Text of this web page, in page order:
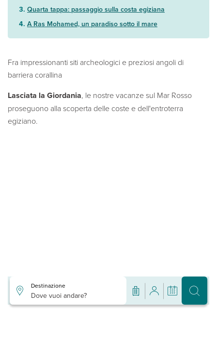
Quarta tappa: passaggio sulla costa egiziana
A Ras Mohamed, un paradiso sotto il mare
Fra impressionanti siti archeologici e preziosi angoli di
barriera corallina
Lasciata la Giordania, le nostre vacanze sul Mar Rosso
proseguono alla scoperta delle coste e dell'entroterra
egiziano.
Destinazione
Dove vuoi andare?